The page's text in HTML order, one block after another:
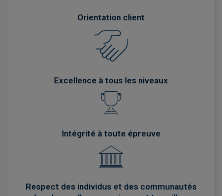
Orientation client
Excellence à tous les niveaux
Intégrité à toute épreuve
Respect des individus et des communautés